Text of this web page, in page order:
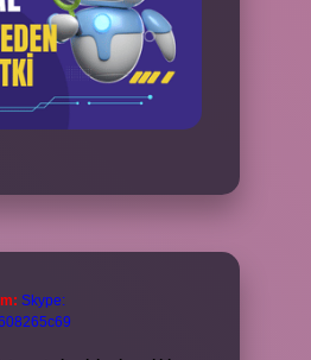
Skype: